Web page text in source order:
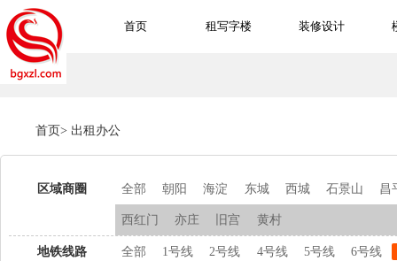
首页 租写字楼 装修设计
首页> 出租办公
区域商圈 全部 朝阳 海淀 东城 西城 石景山 昌
西红门 亦庄 旧宫 黄村
地铁线路 全部 1号线 2号线 4号线 5号线 6号线